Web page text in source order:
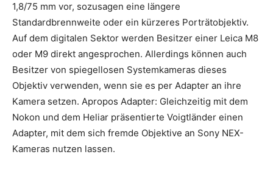
1,8/75 mm vor, sozusagen eine längere
Standardbrennweite oder ein kürzeres Porträtobjektiv.
Auf dem digitalen Sektor werden Besitzer einer Leica M8
oder M9 direkt angesprochen. Allerdings können auch
Besitzer von spiegellosen Systemkameras dieses
Objektiv verwenden, wenn sie es per Adapter an ihre
Kamera setzen. Apropos Adapter: Gleichzeitig mit dem
Nokon und dem Heliar präsentierte Voigtländer einen
Adapter, mit dem sich fremde Objektive an Sony NEX-
Kameras nutzen lassen.